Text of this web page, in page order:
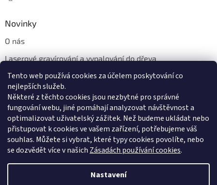
Tento web používá cookies za účelem poskytování co
nejlepších služeb.
Některé z těchto cookies jsou nezbytné pro správné
fungování webu, jiné pomáhají analyzovat návštěvnost a
optimalizovat uživatelský zážitek. Než budeme ukládat nebo
přistupovat k cookies ve vašem zařízení, potřebujeme váš
souhlas. Můžete si vybrat, které typy cookies povolíte, nebo
se dozvědět více v našich Zásadách používání cookies.
Nastavení
Novinky
O nás
Laserové gravírování a vypalování do dřeva
Proč jíst z přírodních dřevěných talířů: Ekologická a Stylová
Volba